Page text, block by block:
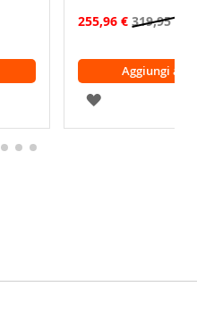
255,96 € 319,95 €
Aggiungi al
AGGIUNGI
ALLA